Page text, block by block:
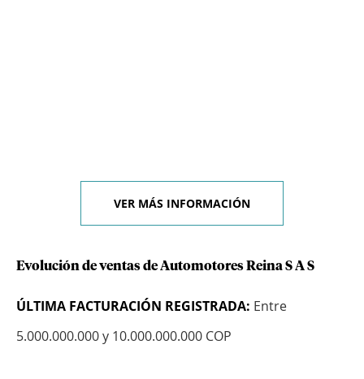
VER MÁS INFORMACIÓN
Evolución de ventas de Automotores Reina S A S
ÚLTIMA FACTURACIÓN REGISTRADA: Entre
5.000.000.000 y 10.000.000.000 COP